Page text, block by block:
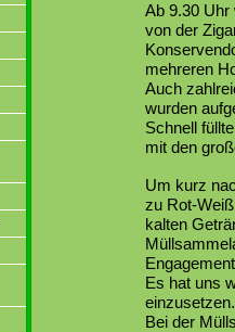
Ab 9.30 Uhr
von der
mehreren
Auch
wurden
Schnell
mit den
Um kurz
zu Rot-
kalten
Es hat uns
einzusetzen.
Bei der